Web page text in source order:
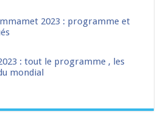
2023 : programme et
: tout le programme , les
mondial